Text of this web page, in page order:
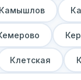
Камышлов
Клетская